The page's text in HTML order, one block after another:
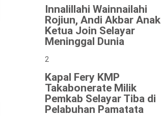
Innalillahi Wainnailahi
Rojiun, Andi Akbar Anak
Ketua Join Selayar
Meninggal Dunia
2
Kapal Fery KMP
Takabonerate Milik
Pemkab Selayar Tiba di
Pelabuhan Pamatata